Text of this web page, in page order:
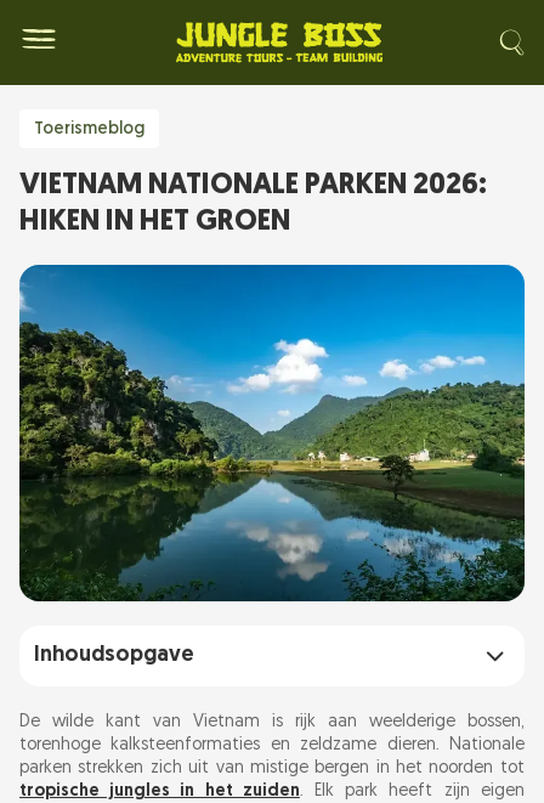
Toerismeblog
VIETNAM NATIONALE PARKEN 2026:
HIKEN IN HET GROEN
Inhoudsopgave
Hoe kom je er
Top nationale parken van Vietnam
De wilde kant van Vietnam is rijk aan weelderige bossen,
torenhoge kalksteenformaties en zeldzame dieren. Nationale
parken strekken zich uit van mistige bergen in het noorden tot
tropische jungles in het zuiden. Elk park heeft zijn eigen